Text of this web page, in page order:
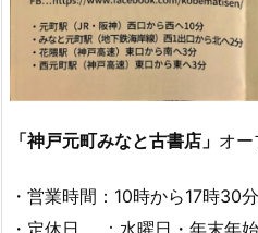
「神戸元町みなと古書店」 オー
・営業時間：10時から17時30
・定休日 ：水曜日・年末年